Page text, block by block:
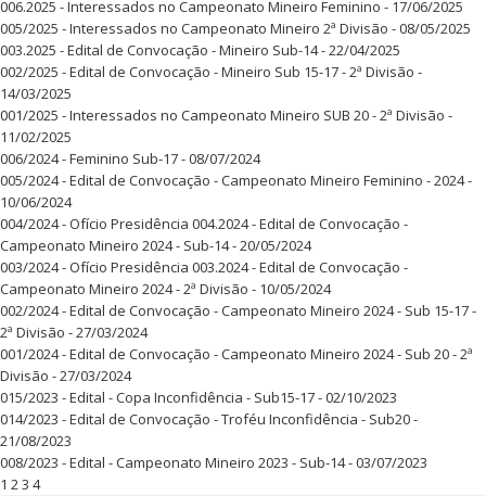
006.2025 - Interessados no Campeonato Mineiro Feminino - 17/06/2025
005/2025 - Interessados no Campeonato Mineiro 2ª Divisão - 08/05/2025
003.2025 - Edital de Convocação - Mineiro Sub-14 - 22/04/2025
002/2025 - Edital de Convocação - Mineiro Sub 15-17 - 2ª Divisão -
14/03/2025
001/2025 - Interessados no Campeonato Mineiro SUB 20 - 2ª Divisão -
11/02/2025
006/2024 - Feminino Sub-17 - 08/07/2024
005/2024 - Edital de Convocação - Campeonato Mineiro Feminino - 2024 -
10/06/2024
004/2024 - Ofício Presidência 004.2024 - Edital de Convocação -
Campeonato Mineiro 2024 - Sub-14 - 20/05/2024
003/2024 - Ofício Presidência 003.2024 - Edital de Convocação -
Campeonato Mineiro 2024 - 2ª Divisão - 10/05/2024
002/2024 - Edital de Convocação - Campeonato Mineiro 2024 - Sub 15-17 -
2ª Divisão - 27/03/2024
001/2024 - Edital de Convocação - Campeonato Mineiro 2024 - Sub 20 - 2ª
Divisão - 27/03/2024
015/2023 - Edital - Copa Inconfidência - Sub15-17 - 02/10/2023
014/2023 - Edital de Convocação - Troféu Inconfidência - Sub20 -
21/08/2023
008/2023 - Edital - Campeonato Mineiro 2023 - Sub-14 - 03/07/2023
1 23 4